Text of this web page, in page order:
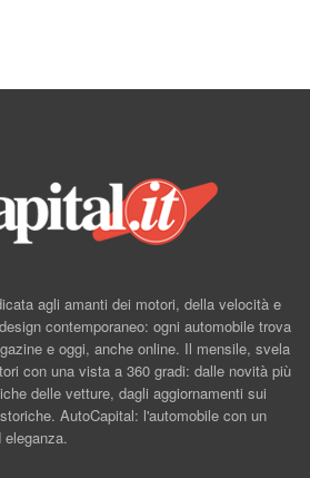
agli amanti dei motori, della velocità e
contemporaneo: ogni automobile trova
e oggi, anche online. Il mensile, svela
con una vista a 360 gradi: dalle novità più
delle vetture, dagli aggiornamenti sui
AutoCapital: l'automobile con un